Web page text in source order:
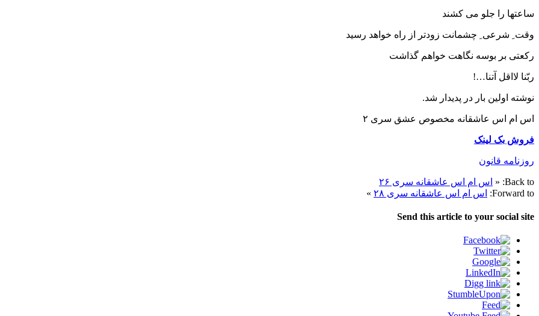
ساعتها را جلو می کشند
وقت ِ شرعی ِ چشمانت زودتر از راه خواهد رسید
رکعتی بر بوسه نگاهت خواهم گذاشت
ربّنا لااقل آتنا…!
نوشته اولین بار در پدیدار شد.
اس ام اس عاشقانه مخصوص عشق سری ۲
فروش بک لینک
روزنامه قانون
Back to:
« اس ام اس عاشقانه سری ۲۶
Forward to:
اس ام اس عاشقانه سری ۲۸ »
Send this article to your social site